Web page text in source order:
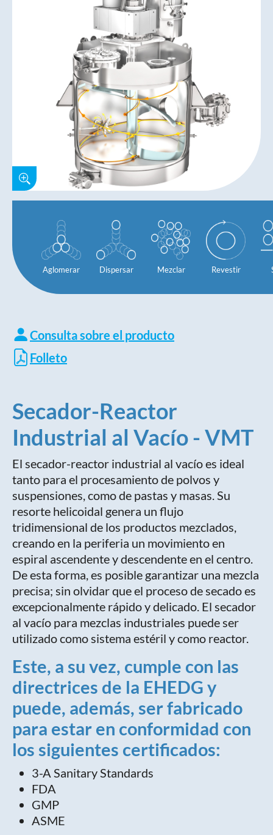
Aglomerar Dispersar Mezclar Revestir
Consulta sobre el producto
Folleto
Secador-Reactor
Industrial al Vacío - VMT
El secador-reactor industrial al vacío es ideal
tanto para el procesamiento de polvos y
suspensiones, como de pastas y masas. Su
resorte helicoidal genera un flujo
tridimensional de los productos mezclados,
creando en la periferia un movimiento en
espiral ascendente y descendente en el centro.
De esta forma, es posible garantizar una mezcla
precisa; sin olvidar que el proceso de secado es
excepcionalmente rápido y delicado. El secador
al vacío para mezclas industriales puede ser
utilizado como sistema estéril y como reactor.
Este, a su vez, cumple con las
directrices de la EHEDG y
puede, además, ser fabricado
para estar en conformidad con
los siguientes certificados:
3-A Sanitary Standards
FDA
GMP
ASME